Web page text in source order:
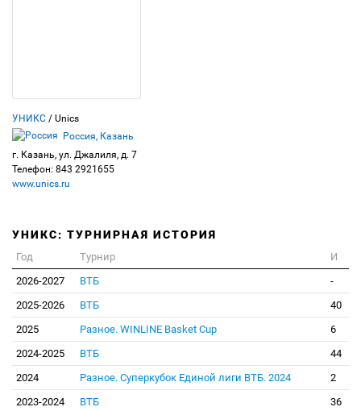
УНИКС / Unics
Россия, Казань
г. Казань, ул. Джалиля, д. 7
Телефон: 843 2921655
www.unics.ru
УНИКС: ТУРНИРНАЯ ИСТОРИЯ
Год Турнир
И
2026-2027
ВТБ
-
2025-2026
ВТБ
40
2025
Разное. WINLINE Basket Cup
6
2024-2025
ВТБ
44
2024
Разное. Суперкубок Единой лиги ВТБ. 2024
2
2023-2024
ВТБ 36